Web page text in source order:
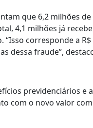
que 6,2 milhões
4,1 milhões já
corresponde a
dessa fraude”,
previdenciários e
com o novo valor